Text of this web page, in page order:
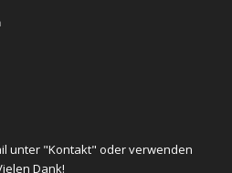
unter "Kontakt" oder verwenden
Dank!